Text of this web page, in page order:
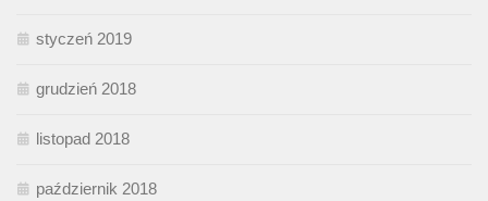
styczeń 2019
grudzień 2018
listopad 2018
październik 2018